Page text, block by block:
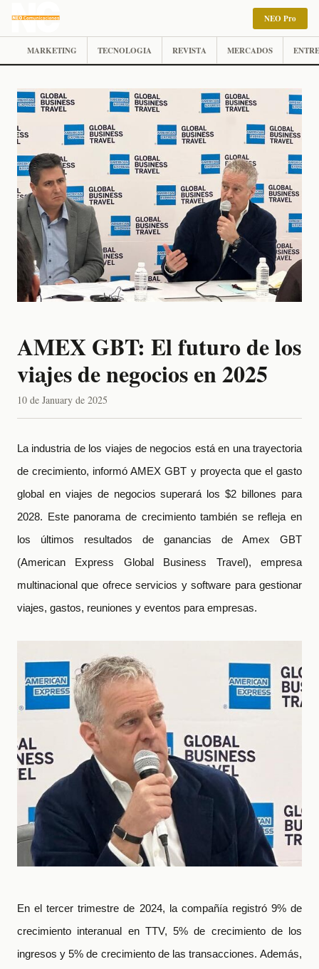
NEO Pro
MARKETING TECNOLOGIA REVISTA MERCADOS
AMEX GBT: El futuro de los
viajes de negocios en 2025
10 de January de 2025
La industria de los viajes de negocios está en una trayectoria
de crecimiento, informó AMEX GBT y proyecta que el gasto
global en viajes de negocios superará los $2 billones para
2028. Este panorama de crecimiento también se refleja en
los últimos resultados de ganancias de Amex GBT
(American Express Global Business Travel), empresa
multinacional que ofrece servicios y software para gestionar
viajes, gastos, reuniones y eventos para empresas.
En el tercer trimestre de 2024, la compañía registró 9% de
crecimiento interanual en TTV, 5% de crecimiento de los
ingresos y 5% de crecimiento de las transacciones. Además,